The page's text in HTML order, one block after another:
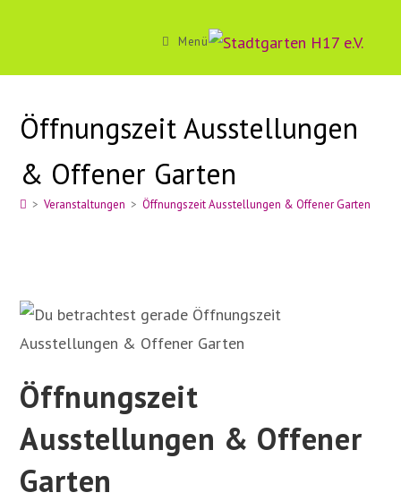
Menü
Öffnungszeit Ausstellungen
& Offener Garten
> Veranstaltungen > Öffnungszeit Ausstellungen & Offener Garten
Öffnungszeit
Ausstellungen & Offener
Garten